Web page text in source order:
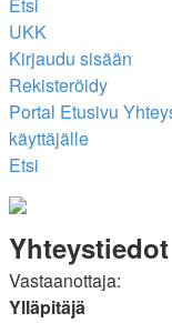
UKK
Kirjaudu sisään
Rekisteröidy
Portal Etusivu
käyttäjälle
Etsi
Vastaanottaja:
Ylläpitäjä